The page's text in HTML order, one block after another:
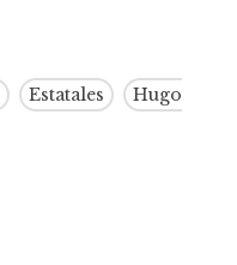
Estatales
Hugo